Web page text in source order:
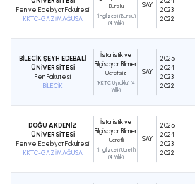
Fen ve Edebiyat Fakültesi
KKTC-GAZİMAĞUSA
Burslu
(İngilizce) (Burslu)
(4 Yıllık)
SAY
2023
2022
BİLECİK ŞEYH EDEBALİ
ÜNİVERSİTESİ
Fen Fakültesi
BİLECİK
İstatistik ve
Bilgisayar Bilimleri
Ücretsiz
(KKTC Uyruklu) (4
Yıllık)
SAY
2025
2024
2023
2022
DOĞU AKDENİZ
ÜNİVERSİTESİ
Fen ve Edebiyat Fakültesi
KKTC-GAZİMAĞUSA
İstatistik ve
Bilgisayar Bilimleri
Ücretli
(İngilizce) (Ücretli)
(4 Yıllık)
SAY
2025
2024
2023
2022